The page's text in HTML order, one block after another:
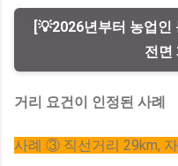
[💡2026년부터 농업
전면
거리 요건이 인정된 사례
사례 ③ 직선거리 29km,